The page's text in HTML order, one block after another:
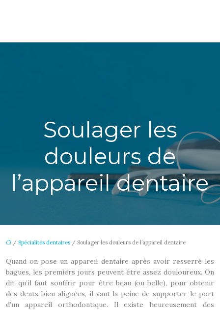
Soulager les
douleurs de
l’appareil dentaire
/ Spécialités dentaires / Soulager les douleurs de l’appareil dentaire
Quand on pose un appareil dentaire après avoir resserré les
bagues, les premiers jours peuvent être assez douloureux. On
dit qu’il faut souffrir pour être beau (ou belle), pour obtenir
des dents bien alignées, il vaut la peine de supporter le port
d’un appareil orthodontique. Il existe heureusement des